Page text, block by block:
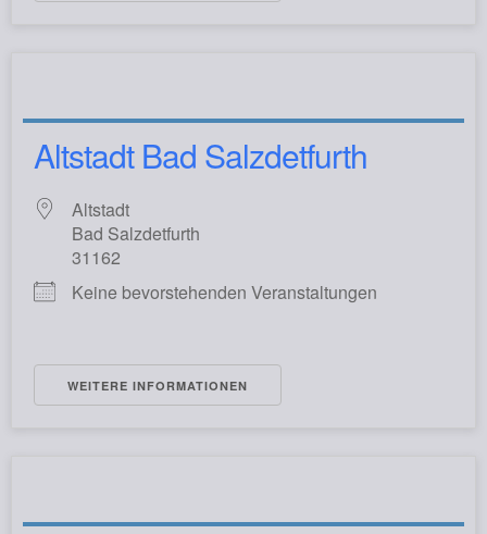
Altstadt Bad Salzdetfurth
Altstadt
Bad Salzdetfurth
31162
Keine bevorstehenden Veranstaltungen
WEITERE INFORMATIONEN